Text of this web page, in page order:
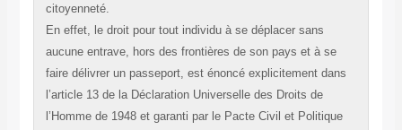
citoyenneté.
En effet, le droit pour tout individu à se déplacer sans
aucune entrave, hors des frontières de son pays et à se
faire délivrer un passeport, est énoncé explicitement dans
l’article 13 de la Déclaration Universelle des Droits de
l’Homme de 1948 et garanti par le Pacte Civil et Politique